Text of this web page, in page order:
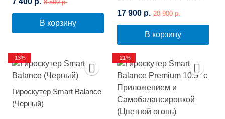
8 500 р.
В корзину
17 900 р. 20 900 р.
В корзину
Гироскутер Smart Balance
(Черный)
-13% -21%